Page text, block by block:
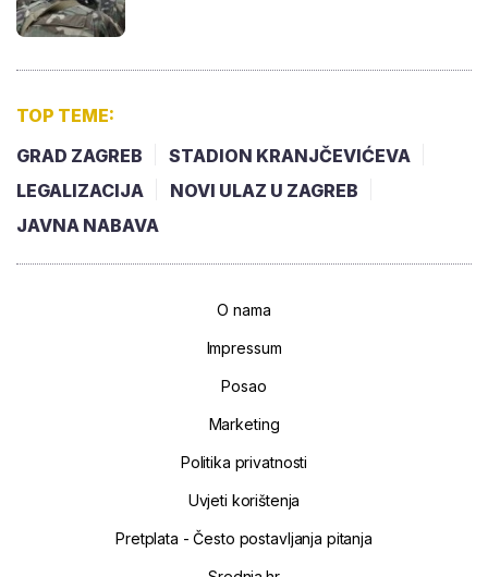
TOP TEME:
GRAD ZAGREB
STADION KRANJČEVIĆEVA
LEGALIZACIJA
NOVI ULAZ U ZAGREB
JAVNA NABAVA
O nama
Impressum
Posao
Marketing
Politika privatnosti
Uvjeti korištenja
Pretplata - Često postavljanja pitanja